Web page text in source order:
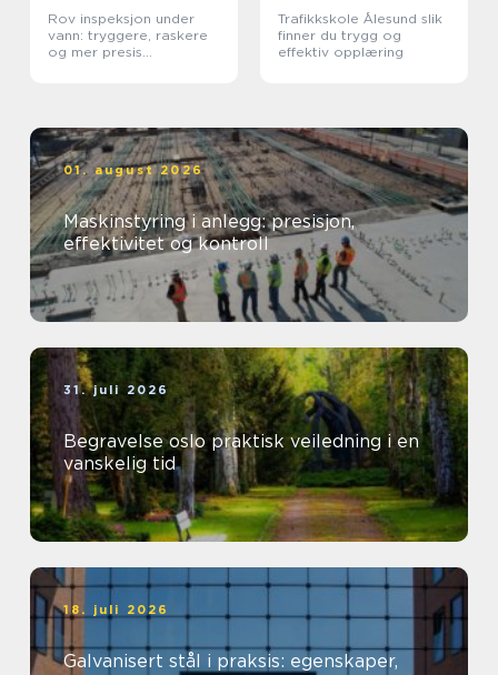
Rov inspeksjon under
vann: tryggere, raskere
og mer presis
Trafikkskole Ålesund slik
finner du trygg og
effektiv opplæring
01. august 2026
Maskinstyring i anlegg: presisjon,
effektivitet og kontroll
31. juli 2026
Begravelse oslo praktisk veiledning i en
vanskelig tid
18. juli 2026
Galvanisert stål i praksis: egenskaper,